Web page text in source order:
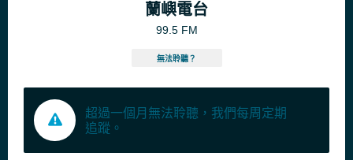
蘭嶼電台
99.5 FM
無法聆聽？
超過一個月無法聆聽，我們每周定期
追蹤。